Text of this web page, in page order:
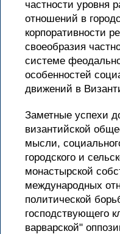
частности уровня
отношений в
корпоративности
своеобразия
системе
особенностей
движений в
Заметные успехи
византийской
мысли,
городского и
монастырской
международных
политической
господствующего
варварской"